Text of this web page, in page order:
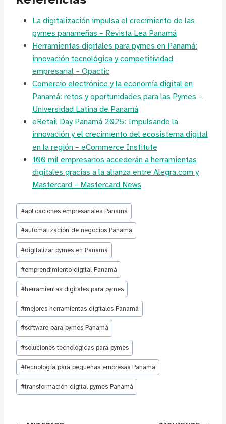
La digitalización impulsa el crecimiento de las
pymes panameñas – Revista Lea Panamá
Herramientas digitales para pymes en Panamá:
innovación tecnológica y competitividad
empresarial – Opactic
Comercio electrónico y la economía digital en
Panamá: retos y oportunidades para las Pymes –
Universidad Latina de Panamá
eRetail Day Panamá 2025: Impulsando la
innovación y el crecimiento del ecosistema digital
en la región – eCommerce Institute
100 mil empresarios accederán a herramientas
digitales gracias a la alianza entre Alegra.com y
Mastercard – Mastercard News
Etiquetas
de
la
entrada:
#aplicaciones empresariales Panamá
#automatización de negocios Panamá
#digitalizar pymes en Panamá
#emprendimiento digital Panamá
#herramientas digitales para pymes
#mejores herramientas digitales Panamá
#software para pymes Panamá
#soluciones tecnológicas para pymes
#tecnología para pequeñas empresas Panamá
#transformación digital pymes Panamá